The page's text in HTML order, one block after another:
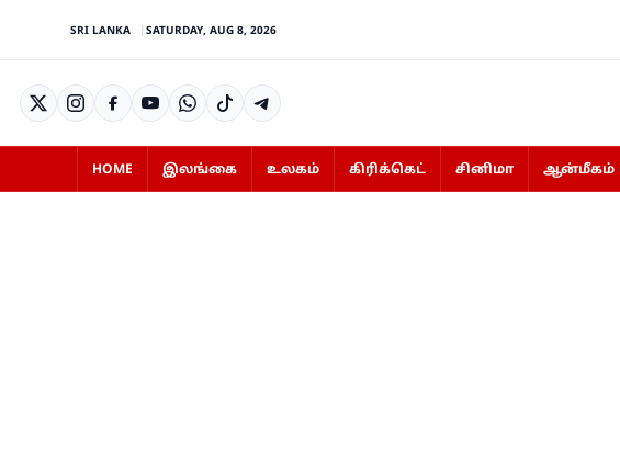
SRI LANKA SATURDAY, AUG 8, 2026
HOME இலங்கை உலகம் கிரிக்கெட் சினிமா ஆன்மீகம்